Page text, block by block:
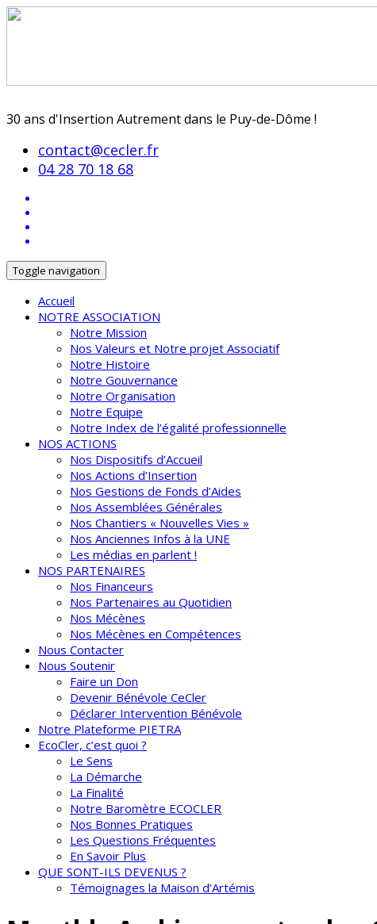
30 ans d'Insertion Autrement dans le Puy-de-Dôme !
contact@cecler.fr
04 28 70 18 68
Toggle navigation
Accueil
NOTRE ASSOCIATION
Notre Mission
Nos Valeurs et Notre projet Associatif
Notre Histoire
Notre Gouvernance
Notre Organisation
Notre Equipe
Notre Index de l’égalité professionnelle
NOS ACTIONS
Nos Dispositifs d’Accueil
Nos Actions d’Insertion
Nos Gestions de Fonds d’Aides
Nos Assemblées Générales
Nos Chantiers « Nouvelles Vies »
Nos Anciennes Infos à la UNE
Les médias en parlent !
NOS PARTENAIRES
Nos Financeurs
Nos Partenaires au Quotidien
Nos Mécènes
Nos Mécènes en Compétences
Nous Contacter
Nous Soutenir
Faire un Don
Devenir Bénévole CeCler
Déclarer Intervention Bénévole
Notre Plateforme PIETRA
EcoCler, c’est quoi ?
Le Sens
La Démarche
La Finalité
Notre Baromètre ECOCLER
Nos Bonnes Pratiques
Les Questions Fréquentes
En Savoir Plus
QUE SONT-ILS DEVENUS ?
Témoignages la Maison d’Artémis